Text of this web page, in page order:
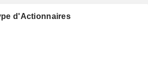
d'Actionnaires